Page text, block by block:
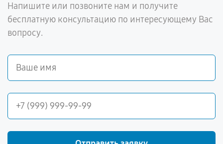
Напишите или позвоните нам и получите
бесплатную консультацию по интересующему Вас
вопросу.